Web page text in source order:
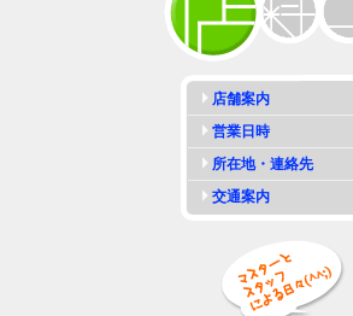
店舗案内
営業日時
所在地・連絡先
交通案内